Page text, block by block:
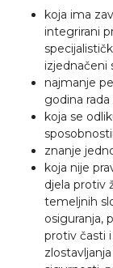
koja ima
integrirani
izjednačeni
najmanje
godina
koja se
znanje
koja nije
djela protiv
temeljnih
osiguranja,
protiv časti